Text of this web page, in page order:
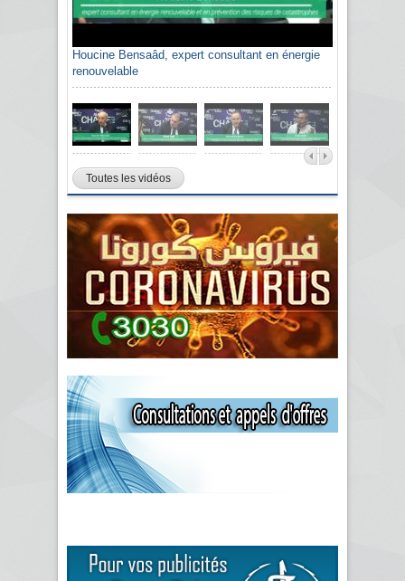
Houcine Bensaâd, expert consultant en énergie
renouvelable
Toutes les vidéos